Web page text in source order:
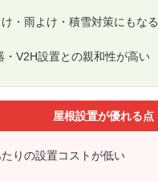
・雨よけ・積雪対策にもなる
・V2H設置との親和性が高い
屋根設置が優れる点
りの設置コストが低い